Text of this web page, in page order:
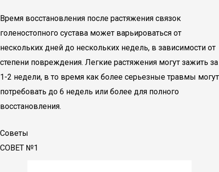
Время восстановления после растяжения связок
голеностопного сустава может варьироваться от
нескольких дней до нескольких недель, в зависимости от
степени повреждения. Легкие растяжения могут зажить за
1-2 недели, в то время как более серьезные травмы могут
потребовать до 6 недель или более для полного
восстановления.
Советы
СОВЕТ №1